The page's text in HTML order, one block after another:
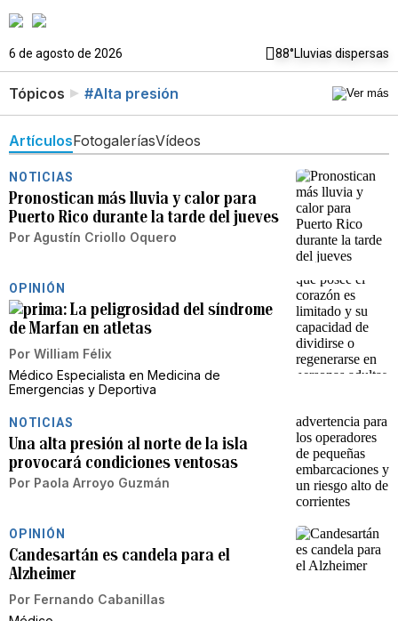
6 de agosto de 2026 88°Lluvias dispersas
Tópicos #Alta presión
ArtículosFotogaleríasVídeos
NOTICIAS
Pronostican más lluvia y calor para
Puerto Rico durante la tarde del jueves
Por Agustín Criollo Oquero
OPINIÓN
La peligrosidad del síndrome
de Marfan en atletas
Por William Félix
Médico Especialista en Medicina de
Emergencias y Deportiva
NOTICIAS
Una alta presión al norte de la isla
provocará condiciones ventosas
Por Paola Arroyo Guzmán
OPINIÓN
Candesartán es candela para el
Alzheimer
Por Fernando Cabanillas